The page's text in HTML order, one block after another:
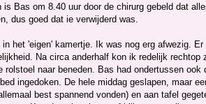
Bas om 8.40 uur door de chirurg gebeld dat
dus goed dat ie verwijderd was.
het 'eigen' kamertje. Ik was nog erg afwezig.
Na circa anderhalf kon ik redelijk
rolstoel naar beneden. Bas had ondertussen
ingedoken. De hele middag geslapen, maar
best spannend vonden) en aan tafel